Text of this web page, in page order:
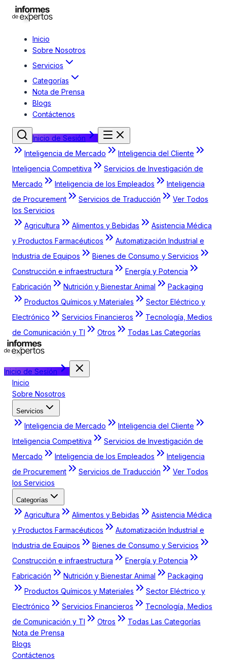
Inicio
Sobre Nosotros
Servicios
Categorías
Nota de Prensa
Blogs
Contáctenos
Inicio de Sesión
Inteligencia de Mercado
Inteligencia del Cliente
Inteligencia Competitiva
Servicios de Investigación de
Mercado
Inteligencia de los Empleados
Inteligencia
de Procurement
Servicios de Traducción
Ver Todos
los Servicios
Agricultura
Alimentos y Bebidas
Asistencia Médica
y Productos Farmacéuticos
Automatización Industrial e
Industria de Equipos
Bienes de Consumo y Servicios
Construcción e infraestructura
Energía y Potencia
Fabricación
Nutrición y Bienestar Animal
Packaging
Productos Químicos y Materiales
Sector Eléctrico y
Electrónico
Servicios Financieros
Tecnología, Medios
de Comunicación y TI
Otros Todas Las Categorías
Inicio de Sesión
Inicio
Sobre Nosotros
Servicios
Inteligencia de Mercado
Inteligencia del Cliente
Inteligencia Competitiva
Servicios de Investigación de
Mercado
Inteligencia de los Empleados
Inteligencia
de Procurement
Servicios de Traducción
Ver Todos
los Servicios
Categorías
Agricultura Alimentos y Bebidas
Asistencia Médica
y Productos Farmacéuticos
Automatización Industrial e
Industria de Equipos
Bienes de Consumo y Servicios
Construcción e infraestructura
Energía y Potencia
Fabricación
Nutrición y Bienestar Animal
Packaging
Productos Químicos y Materiales
Sector Eléctrico y
Electrónico
Servicios Financieros
Tecnología, Medios
de Comunicación y TI
Otros
Todas Las Categorías
Nota de Prensa
Blogs
Contáctenos